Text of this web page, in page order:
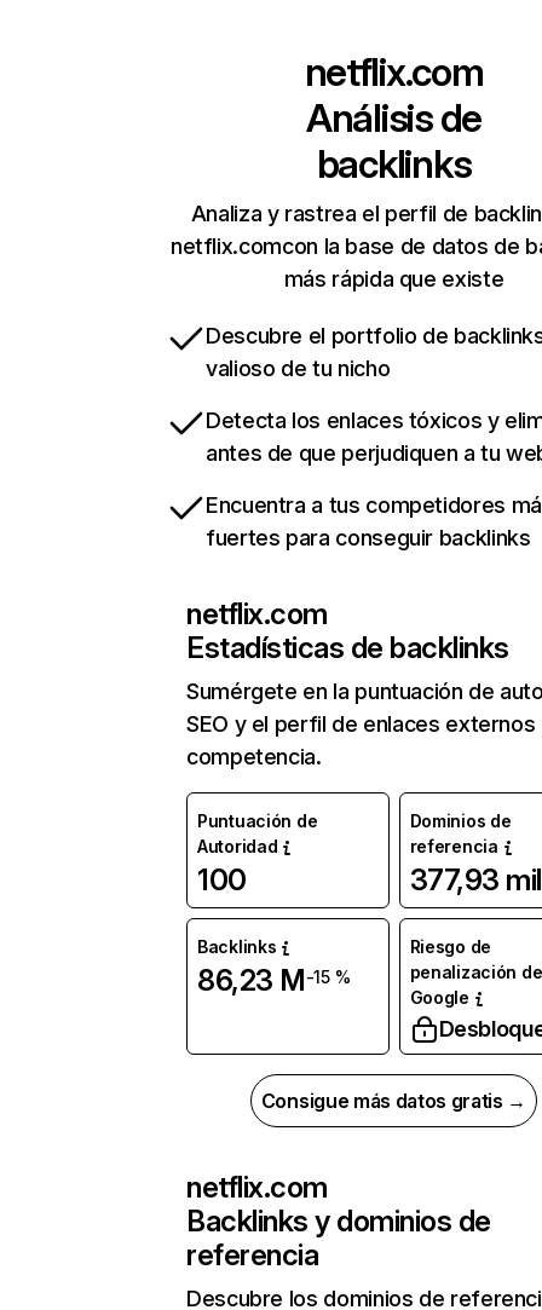
netflix.com
Análisis de
backlinks
Analiza y rastrea el perfil de
netflix.comcon la base de datos de
más rápida que existe
Descubre el portfolio de
valioso de tu nicho
Detecta los enlaces tóxicos y
antes de que perjudiquen a tu
Encuentra a tus competidores
fuertes para conseguir backlinks
netflix.com
Estadísticas de backlinks
Sumérgete en la puntuación de
SEO y el perfil de enlaces externos
competencia.
Puntuación de
Autoridad
100
Dominios de
referencia
377,93 mil
Backlinks
86,23 M-15 %
Riesgo de
penalización de
Google
Consigue más datos gratis →
netflix.com
Backlinks y dominios de
referencia
Descubre los dominios de